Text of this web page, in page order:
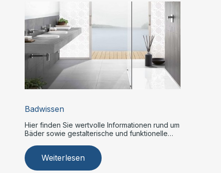
Badwissen
Hier finden Sie wertvolle Informationen rund um
Bäder sowie gestalterische und funktionelle
Weiterlesen